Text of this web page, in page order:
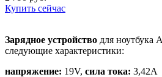
Купить сейчас
Зарядное устройство для ноутбука
следующие характеристики:
напряжение: 19V, сила тока: 3,42A